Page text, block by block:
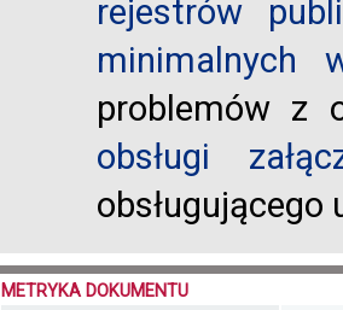
rejestrów
minimalnych
problemów z
obsługi
METRYKA DOKUMENTU